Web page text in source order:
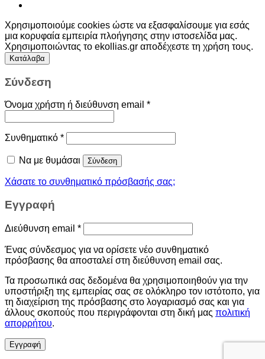
Χρησιμοποιούμε cookies ώστε να εξασφαλίσουμε για εσάς
μια κορυφαία εμπειρία πλοήγησης στην ιστοσελίδα μας.
Χρησιμοποιώντας το ekollias.gr αποδέχεστε τη χρήση τους.
Κατάλαβα
Σύνδεση
Όνομα χρήστη ή διεύθυνση email *
Συνθηματικό *
Να με θυμάσαι Σύνδεση
Χάσατε το συνθηματικό πρόσβασής σας;
Εγγραφή
Διεύθυνση email *
Ένας σύνδεσμος για να ορίσετε νέο συνθηματικό
πρόσβασης θα αποσταλεί στη διεύθυνση email σας.
Τα προσωπικά σας δεδομένα θα χρησιμοποιηθούν για την
υποστήριξη της εμπειρίας σας σε ολόκληρο τον ιστότοπο, για
τη διαχείριση της πρόσβασης στο λογαριασμό σας και για
άλλους σκοπούς που περιγράφονται στη δική μας πολιτική
απορρήτου.
Εγγραφή